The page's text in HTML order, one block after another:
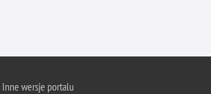
Inne wersje portalu